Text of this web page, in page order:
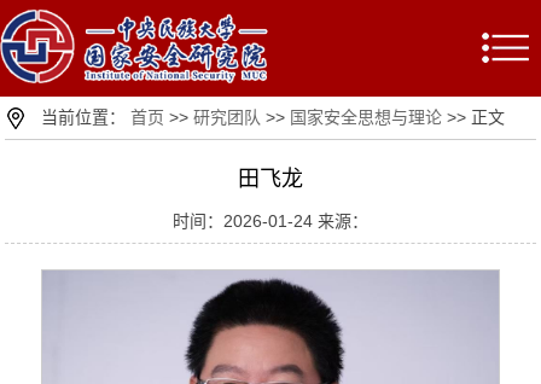
当前位置：首页 >>研究团队 >> 国家安全思想与理论 >> 正文
田飞龙
时间：2026-01-24 来源：